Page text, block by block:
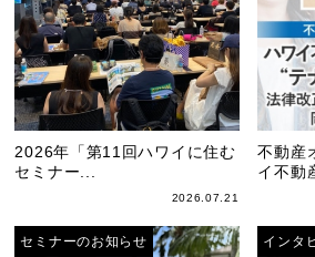
2026年「第11回ハワイに住む
セミナー...
2026.07.21
不動産
イ不動
セミナーのお知らせ インタ